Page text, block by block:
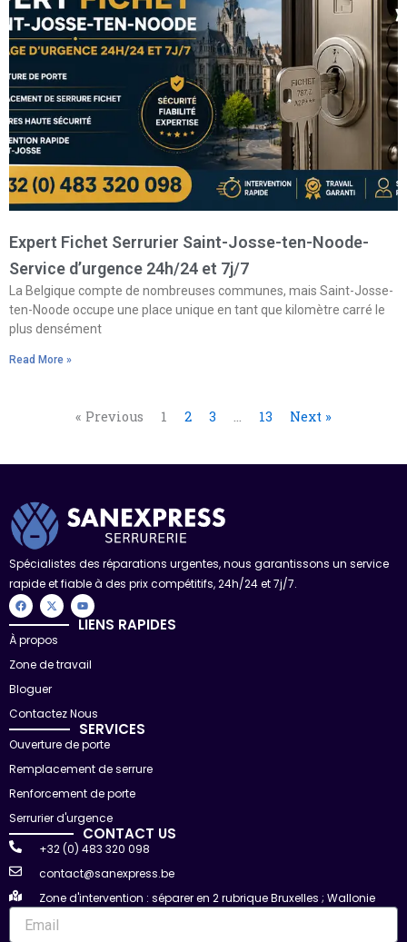
Expert Fichet Serrurier Saint-Josse-ten-Noode-
Service d’urgence 24h/24 et 7j/7
La Belgique compte de nombreuses communes, mais Saint-Josse-
ten-Noode occupe une place unique en tant que kilomètre carré le
plus densément
Read More »
« Previous 1 2 3 … 13 Next »
Spécialistes des réparations urgentes, nous garantissons un service
rapide et fiable à des prix compétitifs, 24h/24 et 7j/7.
F
a
c
b
o
X
-
t
i
t
r
Y
o
u
t
e
LIENS RAPIDES
À propos
Zone de travail
Bloguer
Contactez Nous
SERVICES
Ouverture de porte
Remplacement de serrure
Renforcement de porte
Serrurier d'urgence
CONTACT US
+32 (0) 483 320 098
contact@sanexpress.be
Zone d'intervention : séparer en 2 rubrique Bruxelles ; Wallonie